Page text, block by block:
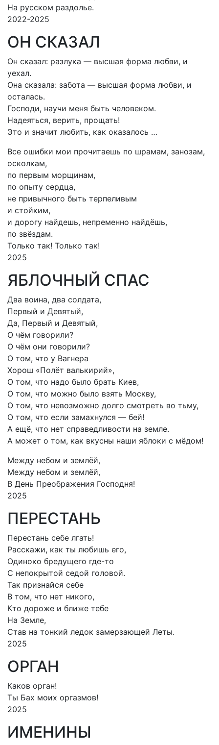
На русском раздолье.
2022-2025
ОН СКАЗАЛ
Он сказал: разлука — высшая форма любви, и
уехал.
Она сказала: забота — высшая форма любви, и
осталась.
Господи, научи меня быть человеком.
Надеяться, верить, прощать!
Это и значит любить, как оказалось …
Все ошибки мои прочитаешь по шрамам, занозам,
осколкам,
по первым морщинам,
по опыту сердца,
не привычного быть терпеливым
и стойким,
и дорогу найдешь, непременно найдёшь,
по звёздам.
Только так! Только так!
2025
ЯБЛОЧНЫЙ СПАС
Два воина, два солдата,
Первый и Девятый,
Да, Первый и Девятый,
О чём говорили?
О чём они говорили?
О том, что у Вагнера
Хорош «Полёт валькирий»,
О том, что надо было брать Киев,
О том, что можно было взять Москву,
О том, что невозможно долго смотреть во тьму,
О том, что если замахнулся — бей!
А ещё, что нет справедливости на земле.
А может о том, как вкусны наши яблоки с мёдом!
Между небом и землёй,
Между небом и землёй,
В День Преображения Господня!
2025
ПЕРЕСТАНЬ
Перестань себе лгать!
Расскажи, как ты любишь его,
Одиноко бредущего где-то
С непокрытой седой головой.
Так признайся себе
В том, что нет никого,
Кто дороже и ближе тебе
На Земле,
Став на тонкий ледок замерзающей Леты.
2025
ОРГАН
Каков орган!
Ты Бах моих оргазмов!
2025
ИМЕНИНЫ